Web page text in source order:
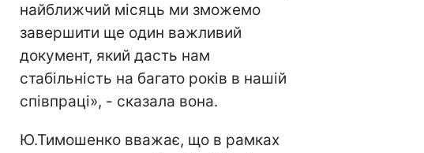
найближчий місяць ми зможемо
завершити ще один важливий
документ, який дасть нам
стабільність на багато років в нашій
співпраці», - сказала вона.
Ю.Тимошенко вважає, що в рамках